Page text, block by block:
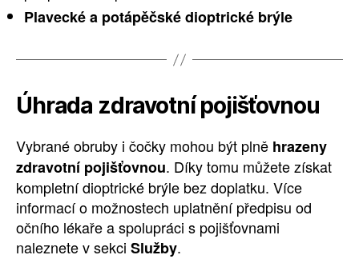
Plavecké a potápěčské dioptrické brýle
Úhrada zdravotní pojišťovnou
Vybrané obruby i čočky mohou být plně hrazeny
zdravotní pojišťovnou. Díky tomu můžete získat
kompletní dioptrické brýle bez doplatku. Více
informací o možnostech uplatnění předpisu od
očního lékaře a spolupráci s pojišťovnami
naleznete v sekci Služby.